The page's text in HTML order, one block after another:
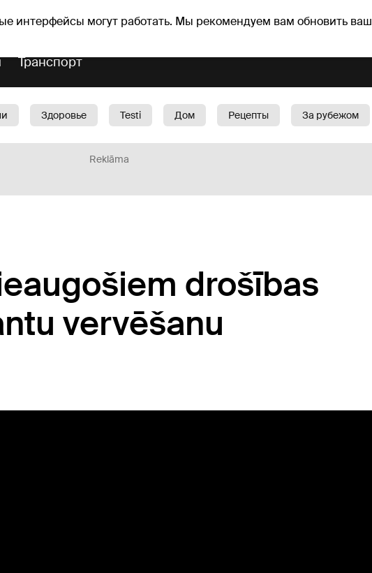
интерфейсы могут работать. Мы рекомендуем вам обновить ваш
погоды Гороскопы
Транспорт
Здоровье Testi Дом Рецепты За рубежом
Reklāma
drošības
vervēšanu